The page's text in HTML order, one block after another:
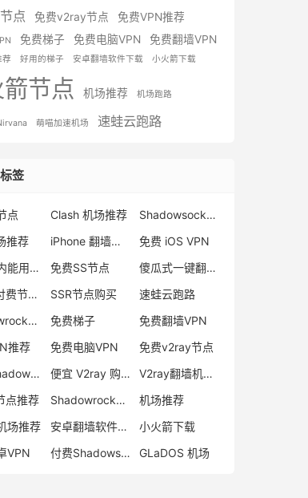
点
免费v2ray节点 免费VPN推荐
免费梯子 免费电脑VPN 免费翻墙VPN
荐 好用的梯子 安卓翻墙软件下载 小火箭下载
节点 机场推荐 机场跑路
萌喵加速机场 速蛙云跑路
签
点 Clash 机场推荐
Shadowsocks 付费节点
推荐
iPhone 翻墙代理软件
免费 iOS VPN
中国国内能用的翻墙VPN推荐
免费SS节点
傻瓜式一键翻墙VPN客户端
Clash 付费节点购买
SSR节点购买
速蛙云跑路
Shadowrocket 地址
免费梯子
免费翻墙VPN
推荐
免费电脑VPN
免费v2ray节点
便宜 Shadowsocks 购买
便宜 V2ray 购买
V2ray翻墙机场推荐
点推荐
Shadowrocket 付费节点
机场推荐
场推荐
安卓翻墙软件下载
小火箭下载
VPN
付费Shadowsocks推荐 GLaDOS 机场